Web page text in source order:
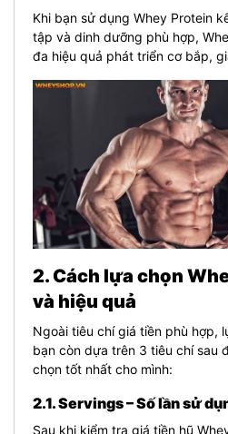
Khi bạn sử dụng Whey Protein
tập và dinh dưỡng phù hợp,
đa hiệu quả phát triển cơ bắp,
2. Cách lựa chọn
và hiệu quả
Ngoài tiêu chí giá tiền phù hợp,
bạn còn dựa trên 3 tiêu chí sau
chọn tốt nhất cho mình:
2.1. Servings – Số lần sử
Sau khi kiểm tra giá tiền hũ